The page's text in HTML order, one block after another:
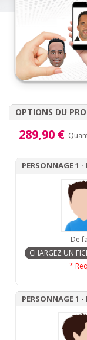
OPTIONS DU
289,90 €
PERSONNAGE 1
De
*
PERSONNAGE 1